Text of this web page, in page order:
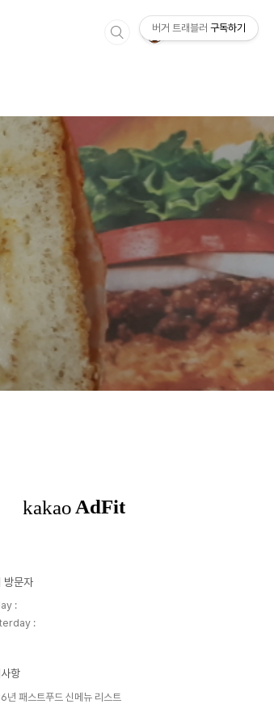
방문자
:
:
항
년 패스트푸드 신메뉴 리스트
버거 트래블러 구독하기